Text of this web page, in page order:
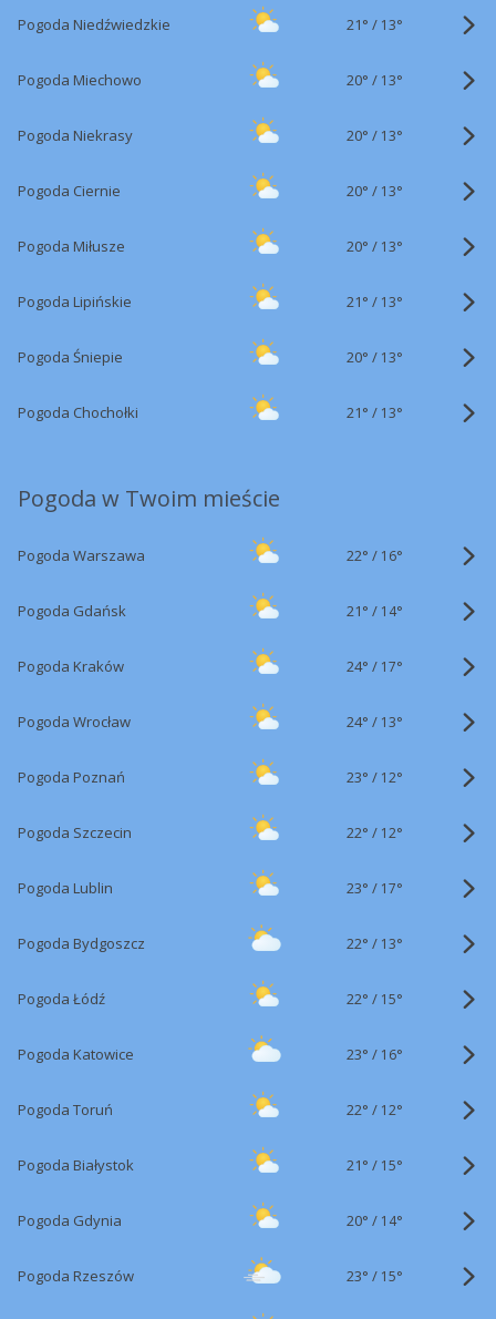
Pogoda Niedźwiedzkie 21° / 13°
Pogoda Miechowo 20° / 13°
Pogoda Niekrasy 20° / 13°
Pogoda Ciernie 20° / 13°
Pogoda Miłusze 20° / 13°
Pogoda Lipińskie 21° / 13°
Pogoda Śniepie 20° / 13°
Pogoda Chochołki 21° / 13°
Pogoda w Twoim mieście
Pogoda Warszawa 22° / 16°
Pogoda Gdańsk 21° / 14°
Pogoda Kraków 24° / 17°
Pogoda Wrocław 24° / 13°
Pogoda Poznań 23° / 12°
Pogoda Szczecin 22° / 12°
Pogoda Lublin 23° / 17°
Pogoda Bydgoszcz 22° / 13°
Pogoda Łódź 22° / 15°
Pogoda Katowice 23° / 16°
Pogoda Toruń 22° / 12°
Pogoda Białystok 21° / 15°
Pogoda Gdynia 20° / 14°
Pogoda Rzeszów 23° / 15°